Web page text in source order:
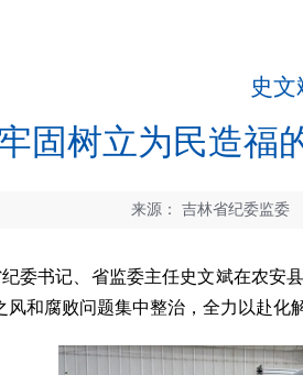
史
固树立为民造福
来源： 吉林省纪委监委
书记、省监委主任史文斌在农安
和腐败问题集中整治，全力以赴化